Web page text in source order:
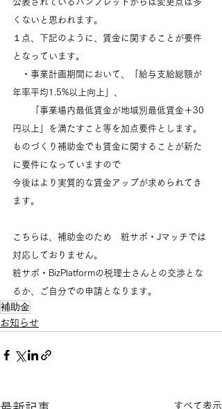
くないと思われます。
１点、下記のように、賃金に関することが要件
となっています。
・事業計画期間において、「給与支給総額が
年率平均1.5%以上向上」、
「事業場内最低賃金が地域別最低賃金＋30
円以上」を満たすこと等を加点要件とします。
ものづくり補助金でも賃金に関することが新た
に要件になっていますので
今後はより実質的な賃金アップが求められてき
ます。
こちらは、補助金のため　粧サポ・Jマッチでは
対応しておりません。
粧サポ・BizPlatformの税理士さんとの交渉とな
るか、ご自分での申請となります。
補助金
お知らせ
すべて表示